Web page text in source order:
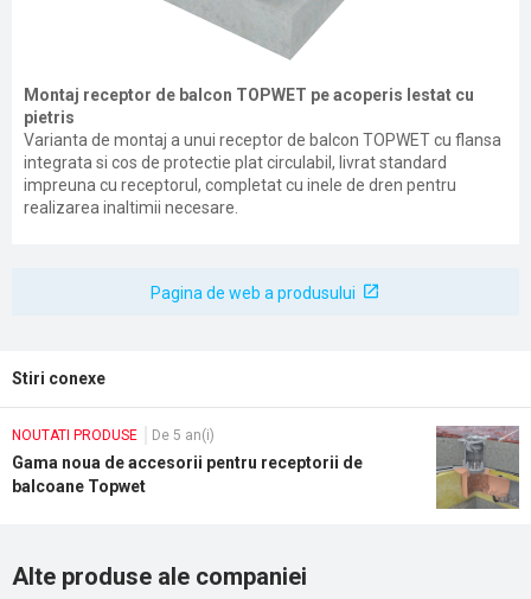
Montaj receptor de balcon TOPWET pe acoperis lestat cu
pietris
Varianta de montaj a unui receptor de balcon TOPWET cu flansa
integrata si cos de protectie plat circulabil, livrat standard
impreuna cu receptorul, completat cu inele de dren pentru
realizarea inaltimii necesare.
Pagina de web a produsului
Stiri conexe
NOUTATI PRODUSE De 5 an(i)
Gama noua de accesorii pentru receptorii de
balcoane Topwet
Alte produse ale companiei